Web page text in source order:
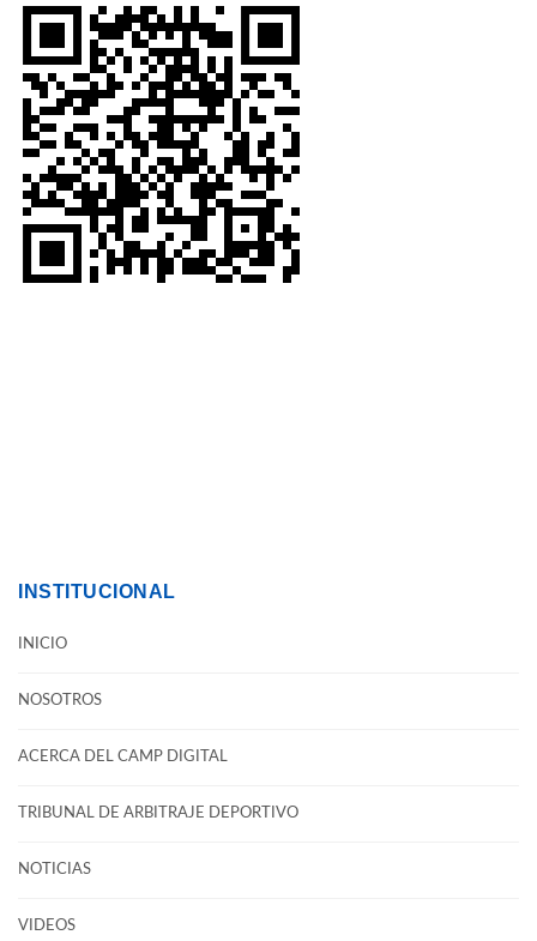
INSTITUCIONAL
INICIO
NOSOTROS
ACERCA DEL CAMP DIGITAL
TRIBUNAL DE ARBITRAJE DEPORTIVO
NOTICIAS
VIDEOS